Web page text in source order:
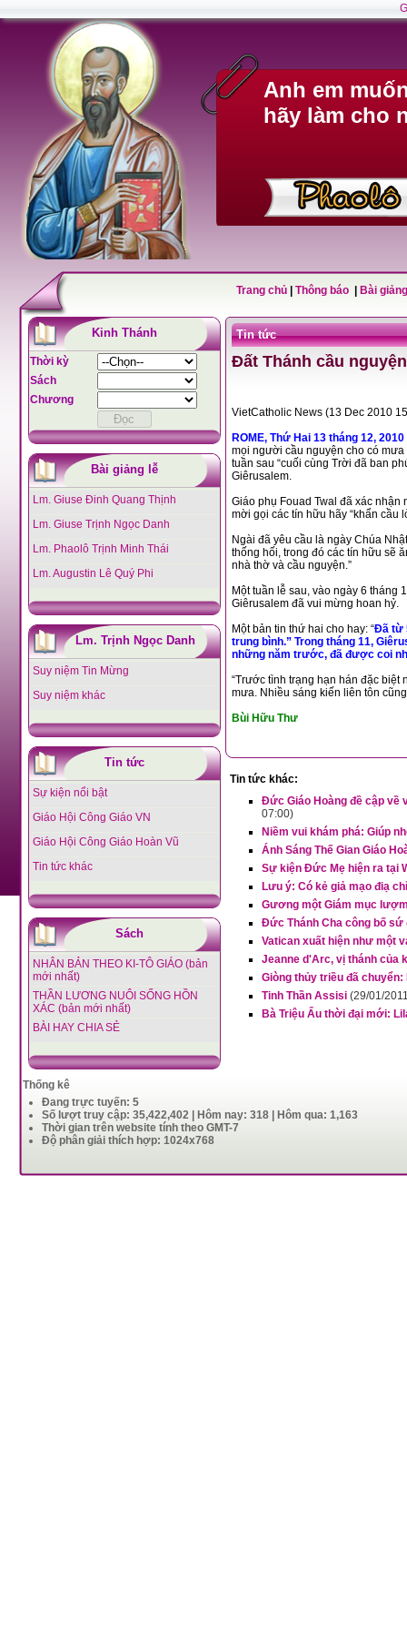
Anh em
hãy làm cho
Trang chủ Thông báo Bài
Kinh Thánh
Thời kỳ
Sách
Chương
Bài giảng lễ
Lm. Giuse Đinh Quang Thịnh
Lm. Giuse Trịnh Ngọc Danh
Lm. Phaolô Trịnh Minh Thái
Lm. Augustin Lê Quý Phi
Lm. Trịnh Ngọc Danh
Suy niệm Tin Mừng
Suy niệm khác
Tin tức
Sự kiện nổi bật
Giáo Hội Công Giáo VN
Giáo Hội Công Giáo Hoàn Vũ
Tin tức khác
Sách
NHÂN BẢN THEO KI-TÔ GIÁO (bản
mới nhất)
THẦN LƯƠNG NUÔI SỐNG HỒN
XÁC (bản mới nhất)
BÀI HAY CHIA SẺ
Tin tức
Đất Thánh cầu
VietCatholic News (13 Dec 2010
ROME, Thứ Hai 13 tháng 12,
mọi người cầu nguyện cho có mưa rơi xuống trên Đất Thánh, vì tại đây bị ảnh hưởng của một “trận hạn hán rất nặng nề.” Một
tuần sau “cuối cùng Trời đã ban phúc cho Đất Thánh một trận mưa nhỏ
Giêrusalem.
Giáo phụ Fouad Twal đã xác nhận ngày 30 tháng 11 vừa qua là “Mưa đã
Ngài đã yêu cầu là ngày Chúa Nhật thứ Hai Mùa Vọng được dành cho ý chỉ này, và
thống hối, trong đó các tín hữu sẽ ăn chay, hãm mình (không ăn
nhà thờ và cầu nguyện.”
Một tuần lễ sau, vào ngày 6 tháng 12 vừa qua, “cuối cùng Trời đã ban cho Đất
Giêrusalem đã vui mừng hoan hỷ.
Một bản tin thứ hai cho hay: “Đã từ 5 năm qua, lượng nước mưa trên miền đất Do Thái và Palétin rõ ràng là dưới mức
trung bình.” Trong tháng 11, Giêrusalem đã ghi nhận chỉ có 7
những năm trước, đã
“Trước tình trạng hạn hán đặc biệt này, nhiều vị trách nhiệm các tôn giáo đã phải cầu nguyện Thiên Chúa để
Bùi Hữu Thư
Tin tức khác:
Đức Giáo Hoàng đề cập về
07:00)
Niềm vui khám phá: Giúp
Ánh Sáng Thế Gian Giáo
Sự kiện Đức Mẹ hiện ra tại
Lưu ý: Có kẻ giả mạo điạ
Gương một Giám mục
Đức Thánh Cha công bố sứ
Vatican xuất hiện như một
Jeanne d'Arc, vị thánh của
Giòng thủy triều đã chuyển:
Tinh Thần Assisi (29/01/
Bà Triệu Ẩu thời đại mới:
Thống kê
Đang trực tuyến: 5
Số lượt truy cập: 35,422,402 | Hôm nay: 318 | Hôm qua: 1,163
Thời gian trên website tính theo GMT-7
Độ phân giải thích hợp: 1024x768